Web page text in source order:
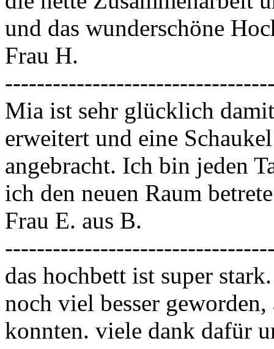
und das wunderschöne
Frau H.
Mia ist sehr glücklich
erweitert und eine
angebracht. Ich bin jeden
ich den neuen Raum
Frau E. aus B.
das hochbett ist super
noch viel besser
konnten. viele dank dafür